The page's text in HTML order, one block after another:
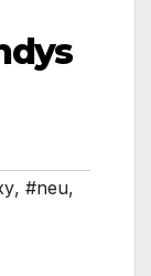
, #neu,